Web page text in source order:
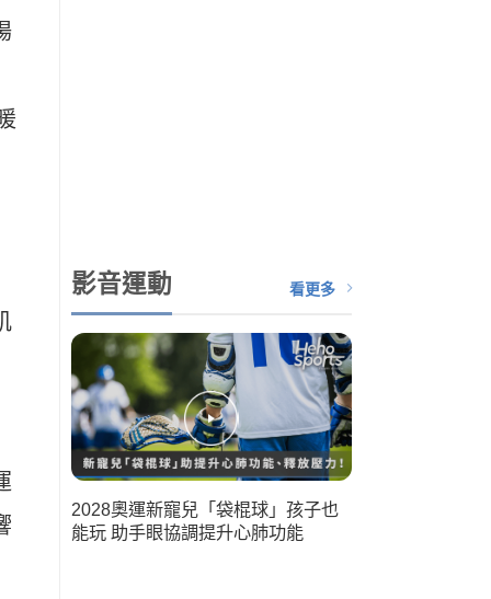
影音運動 看更多
2028奧運新寵兒「袋棍球」孩子也
能玩 助手眼協調提升心肺功能